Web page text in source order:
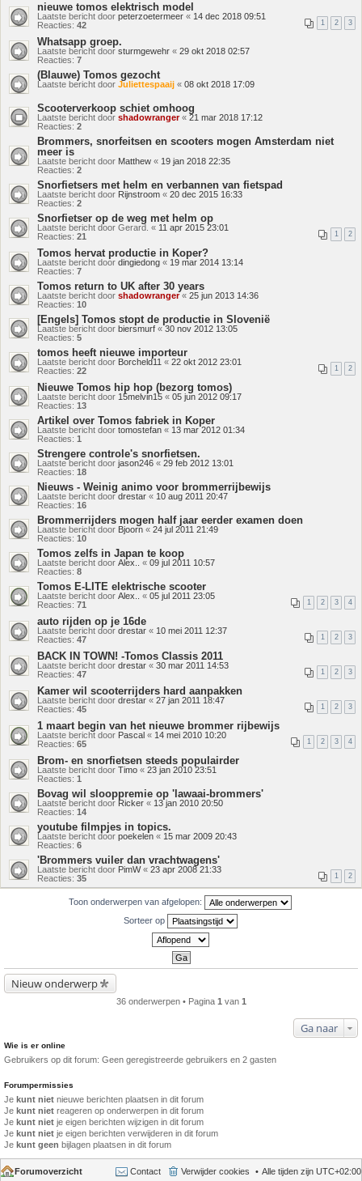
nieuwe tomos elektrisch model
Laatste bericht door peterzoetermeer « 14 dec 2018 09:51
Reacties: 42 1 2 3
Whatsapp groep.
Laatste bericht door sturmgewehr « 29 okt 2018 02:57
Reacties: 7
(Blauwe) Tomos gezocht
Laatste bericht door Juliettespaaij « 08 okt 2018 17:09
Scooterverkoop schiet omhoog
Laatste bericht door shadowranger« 21 mar 2018 17:12
Reacties: 2
Brommers, snorfeitsen en scooters mogen Amsterdam niet
meer is
Laatste bericht door Matthew « 19 jan 2018 22:35
Reacties: 2
Snorfietsers met helm en verbannen van fietspad
Laatste bericht door Rijnstroom « 20 dec 2015 16:33
Reacties: 2
Snorfietser op de weg met helm op
Laatste bericht door Gerard. « 11 apr 2015 23:01
Reacties: 21 1 2
Tomos hervat productie in Koper?
Laatste bericht door dingiedong « 19 mar 2014 13:14
Reacties: 7
Tomos return to UK after 30 years
Laatste bericht door shadowranger« 25 jun 2013 14:36
Reacties: 10
[Engels] Tomos stopt de productie in Slovenië
Laatste bericht door biersmurf «30 nov 2012 13:05
Reacties: 5
tomos heeft nieuwe importeur
Laatste bericht door Borcheld11 « 22 okt 2012 23:01
Reacties: 22 1 2
Nieuwe Tomos hip hop (bezorg tomos)
Laatste bericht door 15melvin15 « 05 jun 2012 09:17
Reacties: 13
Artikel over Tomos fabriek in Koper
Laatste bericht door tomostefan « 13 mar 2012 01:34
Reacties: 1
Strengere controle's snorfietsen.
Laatste bericht door jason246 « 29 feb 2012 13:01
Reacties: 18
Nieuws - Weinig animo voor brommerrijbewijs
Laatste bericht doordrestar « 10 aug 2011 20:47
Reacties: 16
Brommerrijders mogen half jaar eerder examen doen
Laatste bericht door Bjoorn « 24 jul 2011 21:49
Reacties: 10
Tomos zelfs in Japan te koop
Laatste bericht door Alex.. « 09 jul 2011 10:57
Reacties: 8
Tomos E-LITE elektrische scooter
Laatste bericht door Alex.. « 05 jul 2011 23:05
Reacties: 71 1 2 3 4
auto rijden op je 16de
Laatste bericht door drestar « 10 mei 2011 12:37
Reacties: 47 1 2 3
BACK IN TOWN! -Tomos Classis 2011
Laatste bericht door drestar « 30 mar 2011 14:53
Reacties: 47 1 2 3
Kamer wil scooterrijders hard aanpakken
Laatste bericht door drestar « 27 jan 2011 18:47
Reacties: 45 1 2 3
1 maart begin van het nieuwe brommer rijbewijs
Laatste bericht door Pascal « 14 mei 2010 10:20
Reacties: 65 1 2 3 4
Brom- en snorfietsen steeds populairder
Laatste bericht door Timo « 23 jan 2010 23:51
Reacties: 1
Bovag wil slooppremie op 'lawaai-brommers'
Laatste bericht door Ricker « 13 jan 2010 20:50
Reacties: 14
youtube filmpjes in topics.
Laatste bericht door poekelen « 15 mar 2009 20:43
Reacties: 6
'Brommers vuiler dan vrachtwagens'
Laatste bericht door PimW« 23 apr 2008 21:33
Reacties: 35 1 2
Toon onderwerpen van afgelopen:
Sorteer op
Nieuw onderwerp
36 onderwerpen • Pagina 1 van 1
Ga naar
Wie is er online
Gebruikers op dit forum: Geen geregistreerde gebruikers en 2 gasten
Forumpermissies
Je kunt niet nieuwe berichten plaatsen in dit forum
Je kunt niet reageren op onderwerpen in dit forum
Je kunt niet je eigen berichten wijzigen in dit forum
Je kunt niet je eigen berichten verwijderen in dit forum
Je kunt geen bijlagen plaatsen in dit forum
Forumoverzicht Alle tijden zijn UTC+02:00
Verwijder cookies
Contact